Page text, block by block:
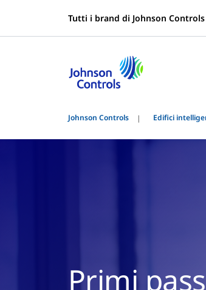
Tutti i brand di Johnson Controls
Johnson Controls Edifici
Primi